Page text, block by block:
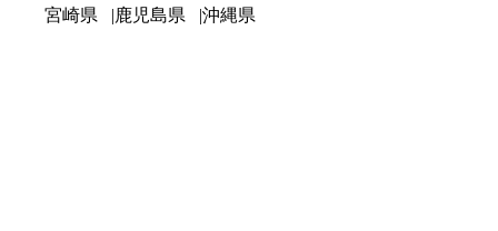
宮崎県
鹿児島県 沖縄県